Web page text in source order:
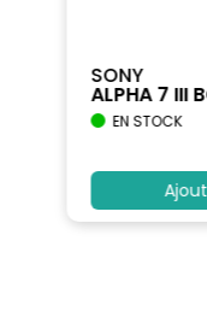
SONY
ALPHA 7 III
EN STOCK